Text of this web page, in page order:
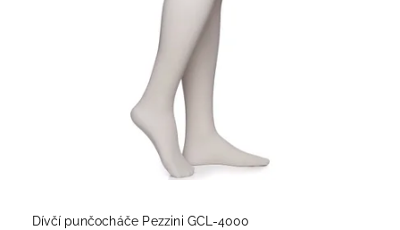
Dívčí punčocháče Pezzini GCL-4000